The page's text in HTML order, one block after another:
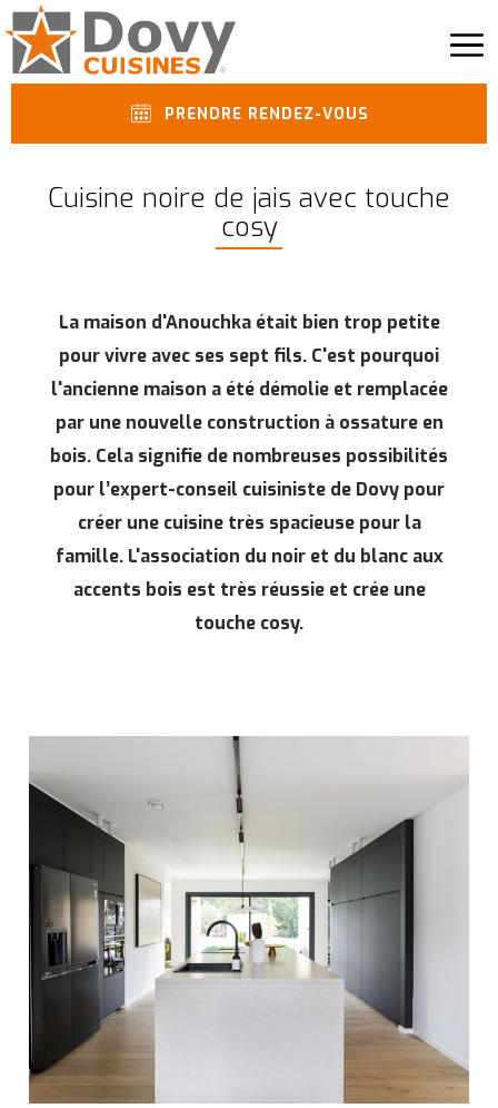
PRENDRE RENDEZ-VOUS
Cuisine noire de jais avec touche
cosy
La maison d'Anouchka était bien trop petite
pour vivre avec ses sept fils. C'est pourquoi
l'ancienne maison a été démolie et remplacée
par une nouvelle construction à ossature en
bois. Cela signifie de nombreuses possibilités
pour l’expert-conseil cuisiniste de Dovy pour
créer une cuisine très spacieuse pour la
famille. L'association du noir et du blanc aux
accents bois est très réussie et crée une
touche cosy.